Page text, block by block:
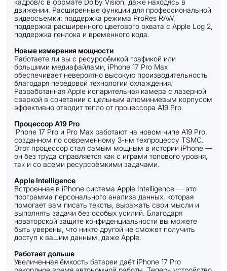
кадров/с в формате Dolby Vision, даже находясь в
движении. Расширенные функции для профессиональной
видеосъемки: поддержка режима ProRes RAW,
поддержка расширенного цветового охвата с Apple Log 2,
поддержка генлока и временного кода.
Новые измерения мощности
Работаете ли вы с ресурсоёмкой графикой или
большими медиафайлами, iPhone 17 Pro Max
обеспечивает невероятно высокую производительность
благодаря передовой технологии охлаждения.
Разработанная Apple испарительная камера с лазерной
сваркой в ​​сочетании с цельным алюминиевым корпусом
эффективно отводит тепло от процессора A19 Pro.
Процессор A19 Pro
iPhone 17 Pro и Pro Max работают на новом чипе A19 Pro,
созданном по современному 3-нм техпроцессу TSMC.
Этот процессор стал самым мощным в истории iPhone —
он без труда справляется как с играми топового уровня,
так и со всеми ресурсоёмкими задачами.
Apple Intelligence
Встроенная в iPhone система Apple Intelligence — это
программа персонального анализа данных, которая
помогает вам писать тексты, выражать свои мысли и
выполнять задачи без особых усилий. Благодаря
новаторской защите конфиденциальности вы можете
быть уверены, что никто другой не сможет получить
доступ к вашим данным, даже Apple.
Работает дольше
Увеличенная ёмкость батареи даёт iPhone 17 Pro